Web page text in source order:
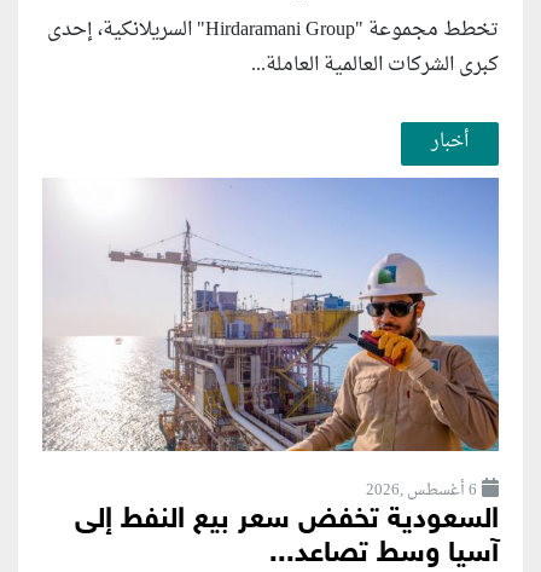
تخطط مجموعة "Hirdaramani Group" السريلانكية، إحدى
كبرى الشركات العالمية العاملة...
أخبار
6 أغسطس ,2026
السعودية تخفض سعر بيع النفط إلى
آسيا وسط تصاعد...